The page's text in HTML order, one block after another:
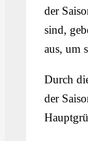
der
sind,
aus, um
Durch
der